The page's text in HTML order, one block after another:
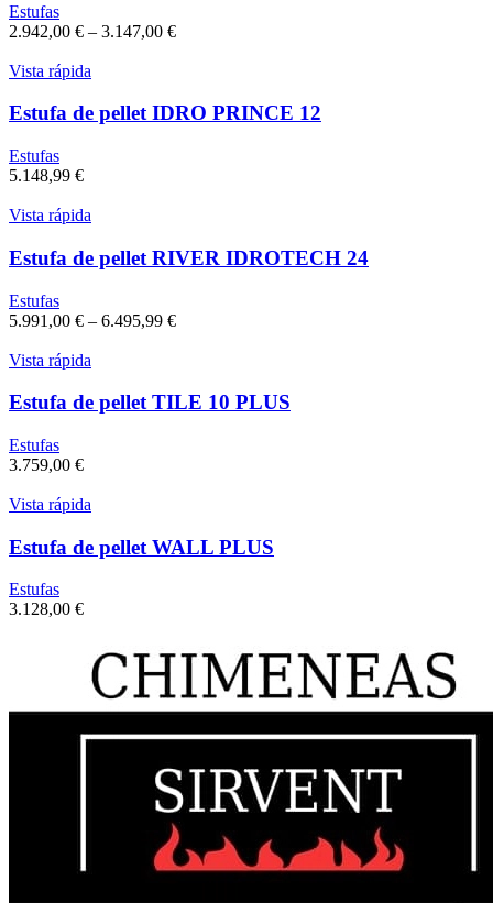
Estufas
2.942,00 € – 3.147,00 €
Vista rápida
Estufa de pellet IDRO PRINCE 12
Estufas
5.148,99 €
Vista rápida
Estufa de pellet RIVER IDROTECH 24
Estufas
5.991,00 € – 6.495,99 €
Vista rápida
Estufa de pellet TILE 10 PLUS
Estufas
3.759,00 €
Vista rápida
Estufa de pellet WALL PLUS
Estufas
3.128,00 €